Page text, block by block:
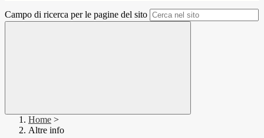
Campo di ricerca per le pagine del sito
Home >
Altre info